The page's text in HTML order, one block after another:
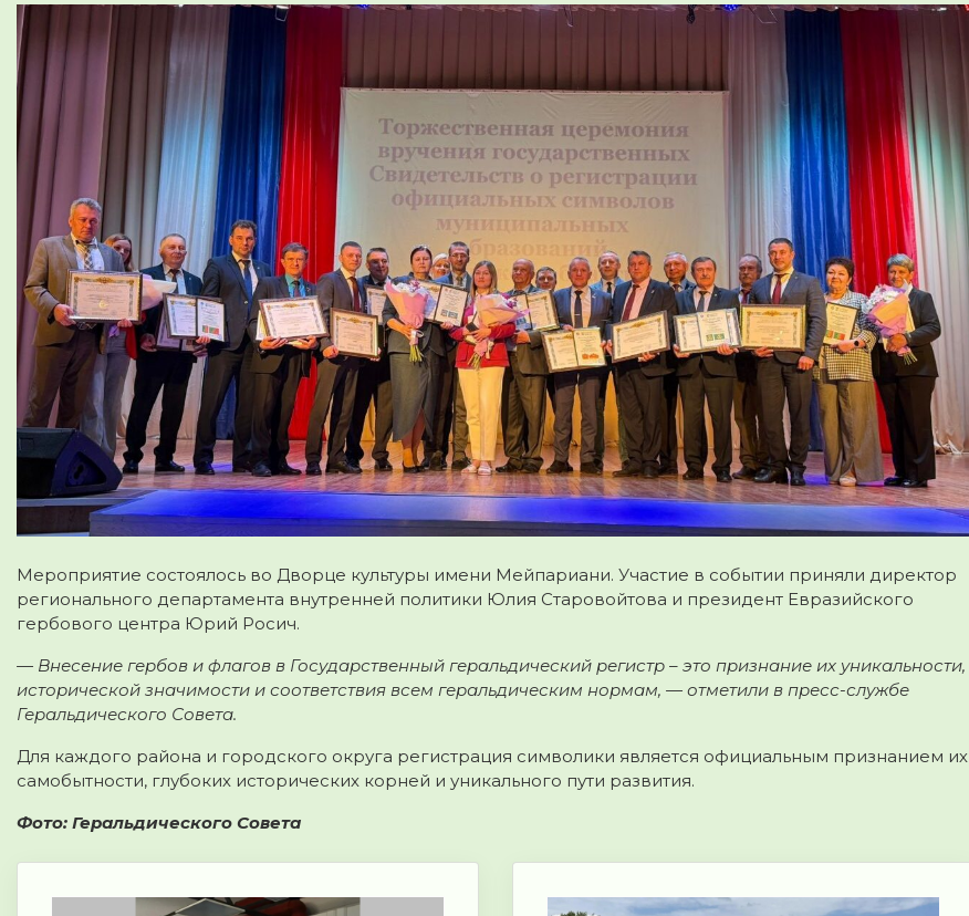
Мероприятие состоялось во Дворце культуры имени Мейпариани. Участие в событии приняли директор
регионального департамента внутренней политики Юлия Старовойтова и президент Евразийского
гербового центра Юрий Росич.
— Внесение гербов и флагов в Государственный геральдический регистр – это признание их уникальности,
исторической значимости и соответствия всем геральдическим нормам, — отметили в пресс-службе
Геральдического Совета.
Для каждого района и городского округа регистрация символики является официальным признанием их
самобытности, глубоких исторических корней и уникального пути развития.
Фото: Геральдического Совета